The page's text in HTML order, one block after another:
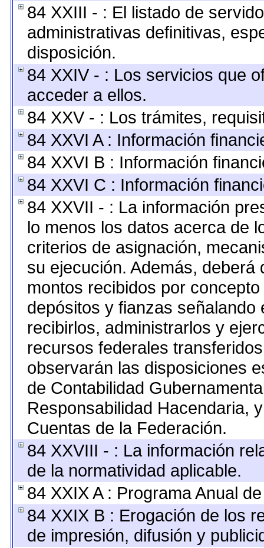
84 XXIII - : El listado de
administrativas definitivas,
disposición.
84 XXIV - : Los servicios que
acceder a ellos.
84 XXV - : Los trámites,
84 XXVI A : Información
84 XXVI B : Información
84 XXVI C : Información
84 XXVII - : La información
lo menos los datos acerca de
criterios de asignación,
su ejecución. Además,
montos recibidos por
depósitos y fianzas
recibirlos, administrarlos y
recursos federales
observarán las disposiciones
de Contabilidad
Responsabilidad Hacendaria,
Cuentas de la Federación.
84 XXVIII - : La información
de la normatividad aplicable.
84 XXIX A : Programa Anual
84 XXIX B : Erogación de los
de impresión, difusión y